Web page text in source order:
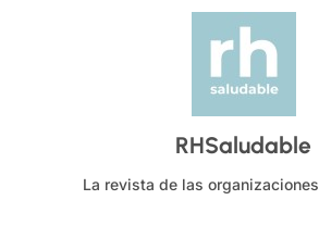
RHSaludable
La revista de las organizaciones